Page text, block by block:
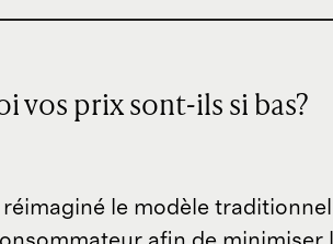
vos prix sont-ils si bas?
réimaginé le modèle